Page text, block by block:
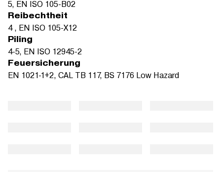
5, EN ISO 105-B02
Reibechtheit
4 , EN ISO 105-X12
Piling
4-5, EN ISO 12945-2
Feuersicherung
EN 1021-1+2, CAL TB 117, BS 7176 Low Hazard